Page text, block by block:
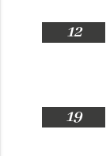
12
19